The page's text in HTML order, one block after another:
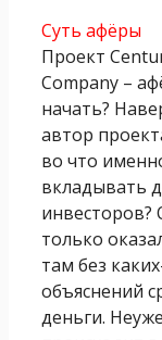
Суть афёры
Проект
Company –
начать?
автор
во что
вкладывать
инвесторов?
только
там без
объяснений
деньги.